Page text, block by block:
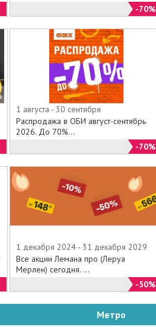
-70%
1 августа - 30 сентября
Распродажа в ОБИ август-сентябрь
2026. До 70%...
-70%
1 декабря 2024 - 31 декабря 2029
Все акции Лемана про (Леруа
Мерлен) сегодня. ...
-50%
Метро